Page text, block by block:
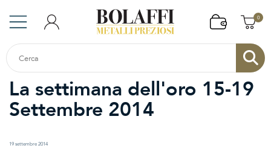
0
La settimana dell'oro 15-19
Settembre 2014
19 settembre 2014